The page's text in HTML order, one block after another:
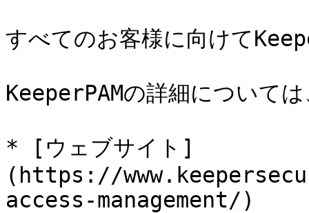
すべてのお客様に向けて
KeeperPAMの詳細について
* [ウェブサイト]
(https://
access-management/)